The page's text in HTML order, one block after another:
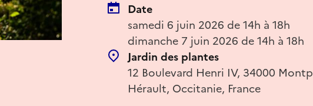
Date
samedi 6 juin 2026 de 14h à 18h
dimanche 7 juin 2026 de 14h à 18h
Jardin des plantes
12 Boulevard Henri IV, 34000
Hérault, Occitanie, France